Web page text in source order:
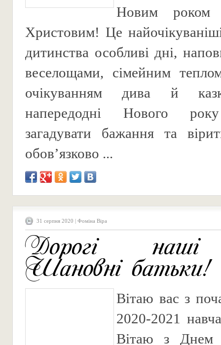
Новим роком
Христовим! Це
дитинства особливі дні,
веселощами, сімейним
очікуванням дива й
напередодні Нового
загадувати бажання та
обов’язково ...
31 серпня 2020 | Фоміна Віра
Дорогі наші
Шановні батьки!
Вітаю вас з
2020-2021
Вітаю з Днем